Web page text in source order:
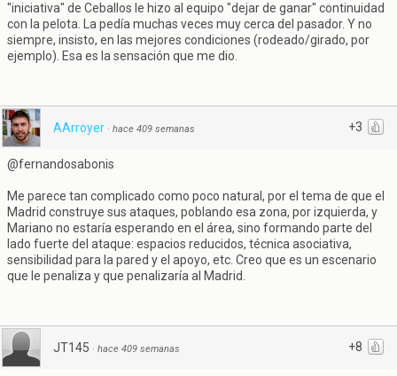
"iniciativa" de Ceballos le hizo al equipo "dejar de ganar" continuidad
con la pelota. La pedía muchas veces muy cerca del pasador. Y no
siempre, insisto, en las mejores condiciones (rodeado/girado, por
ejemplo). Esa es la sensación que me dio.
+3
AArroyer · hace 409 semanas
@fernandosabonis
Me parece tan complicado como poco natural, por el tema de que el
Madrid construye sus ataques, poblando esa zona, por izquierda, y
Mariano no estaría esperando en el área, sino formando parte del
lado fuerte del ataque: espacios reducidos, técnica asociativa,
sensibilidad para la pared y el apoyo, etc. Creo que es un escenario
que le penaliza y que penalizaría al Madrid.
+8
JT145 · hace 409 semanas